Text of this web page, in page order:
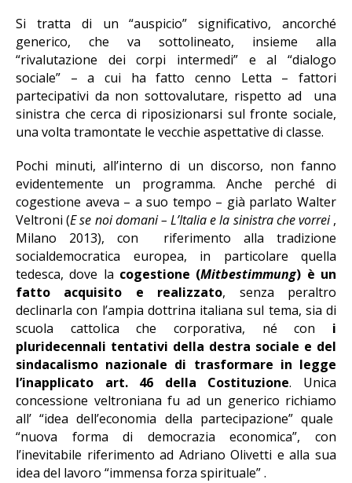
Si tratta di un “auspicio” significativo, ancorché
generico, che va sottolineato, insieme alla
“rivalutazione dei corpi intermedi” e al “dialogo
sociale” – a cui ha fatto cenno Letta – fattori
partecipativi da non sottovalutare, rispetto ad una
sinistra che cerca di riposizionarsi sul fronte sociale,
una volta tramontate le vecchie aspettative di classe.
Pochi minuti, all’interno di un discorso, non fanno
evidentemente un programma. Anche perché di
cogestione aveva – a suo tempo – già parlato Walter
Veltroni (E se noi domani – L’Italia e la sinistra che vorrei,
Milano 2013), con riferimento alla tradizione
socialdemocratica europea, in particolare quella
tedesca, dove la cogestione (Mitbestimmung) è un
fatto acquisito e realizzato, senza peraltro
declinarla con l’ampia dottrina italiana sul tema, sia di
scuola cattolica che corporativa, né con i
pluridecennali tentativi della destra sociale e del
sindacalismo nazionale di trasformare in legge
l’inapplicato art. 46 della Costituzione. Unica
concessione veltroniana fu ad un generico richiamo
all’ “idea dell’economia della partecipazione” quale
“nuova forma di democrazia economica”, con
l’inevitabile riferimento ad Adriano Olivetti e alla sua
idea del lavoro “immensa forza spirituale” .